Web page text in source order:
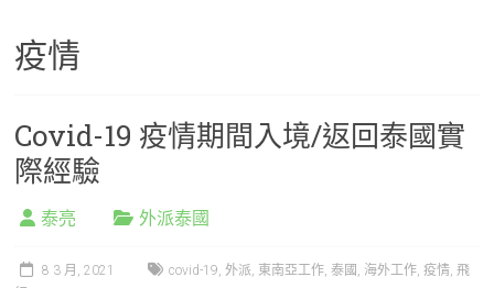
疫情
Covid-19 疫情期間入境/返回泰國實
際經驗
泰亮 外派泰國
8 3 月, 2021 covid-19,外派, 東南亞工作,泰國 , 海外工作,疫情,飛